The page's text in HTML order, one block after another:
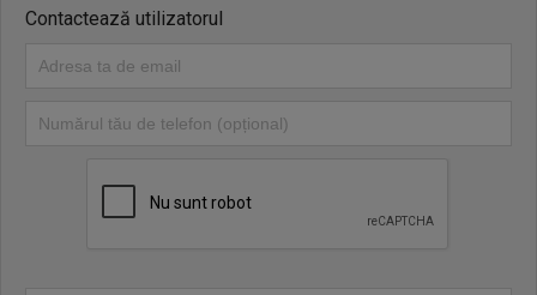
Contactează utilizatorul